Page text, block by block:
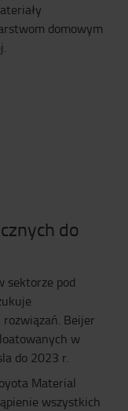
domowym
do
sektorze pod
Beijer
w
do 2023 r.
Material
wszystkich